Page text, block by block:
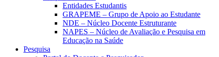
Entidades Estudantis
GRAPEME – Grupo de Apoio ao Estudante
NDE – Núcleo Docente Estruturante
NAPES – Núcleo de Avaliação e Pesquisa em
Educação na Saúde
Pesquisa